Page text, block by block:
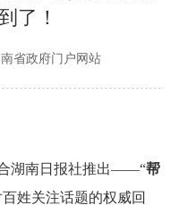
了！
省政府门户网站
湖南日报社推出——“帮
姓关注话题的权威回